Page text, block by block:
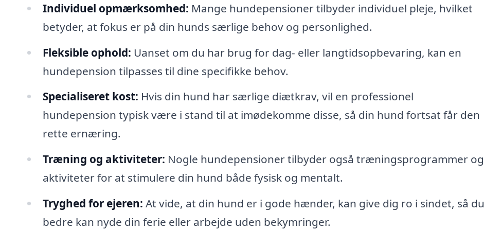
Individuel opmærksomhed: Mange hundepensioner tilbyder individuel pleje, hvilket
betyder, at fokus er på din hunds særlige behov og personlighed.
Fleksible ophold: Uanset om du har brug for dag- eller langtidsopbevaring, kan en
hundepension tilpasses til dine specifikke behov.
Specialiseret kost: Hvis din hund har særlige diætkrav, vil en professionel
hundepension typisk være i stand til at imødekomme disse, så din hund fortsat får den
rette ernæring.
Træning og aktiviteter: Nogle hundepensioner tilbyder også træningsprogrammer og
aktiviteter for at stimulere din hund både fysisk og mentalt.
Tryghed for ejeren: At vide, at din hund er i gode hænder, kan give dig ro i sindet, så du
bedre kan nyde din ferie eller arbejde uden bekymringer.